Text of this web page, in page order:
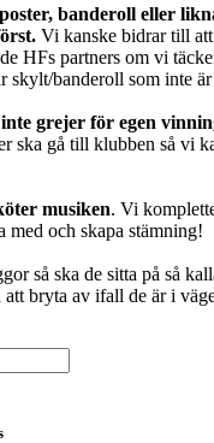
poster, banderoll eller
Vi kanske bidrar till
HFs partners om vi
skylt/banderoll som inte
grejer för egen
ska gå till klubben så vi
musiken. Vi
med och skapa stämning!
så ska de sitta på så
bryta av ifall de är i